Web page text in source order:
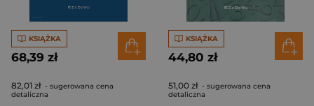
KSIĄŻKA
68,39 zł
82,01 zł - sugerowana cena
detaliczna
KSIĄŻKA
44,80 zł
51,00 zł - sugerowana cena
detaliczna